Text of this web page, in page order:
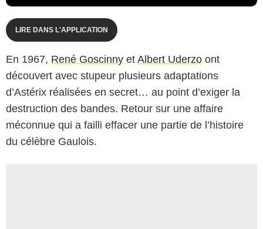
LIRE DANS L'APPLICATION
En 1967, René Goscinny et Albert Uderzo ont
découvert avec stupeur plusieurs adaptations
d’Astérix réalisées en secret… au point d’exiger la
destruction des bandes. Retour sur une affaire
méconnue qui a failli effacer une partie de l’histoire
du célèbre Gaulois.